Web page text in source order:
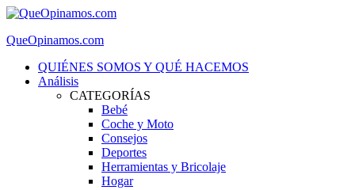
QueOpinamos.com
QUIÉNES SOMOS Y QUÉ HACEMOS
Análisis
CATEGORÍAS
Bebé
Coche y Moto
Consejos
Deportes
Herramientas y Bricolaje
Hogar